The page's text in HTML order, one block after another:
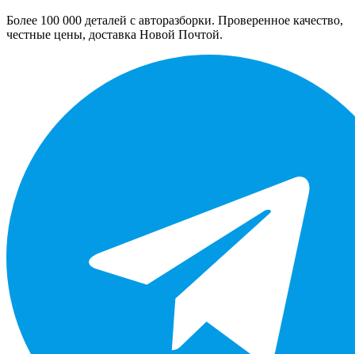
Более 100 000 деталей с авторазборки. Проверенное качество,
честные цены, доставка Новой Почтой.